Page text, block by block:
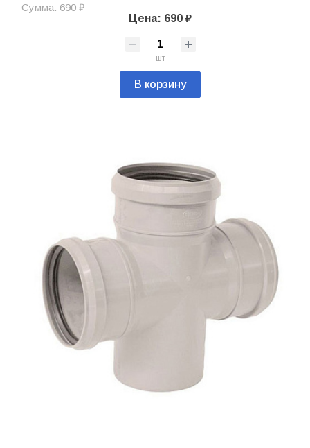
Сумма: 690 ₽
Цена: 690 ₽
шт
В корзину